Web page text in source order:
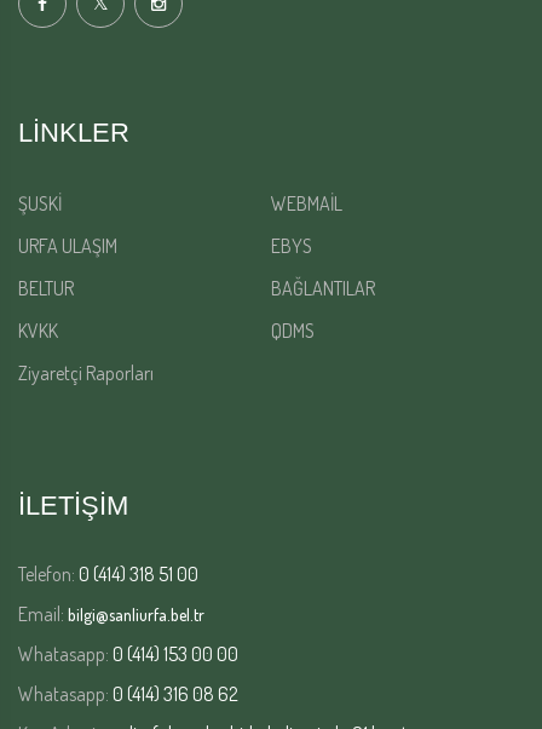
LINKLER
ŞUSKİ
WEBMAİL
URFA ULAŞIM
EBYS
BELTUR
BAĞLANTILAR
KVKK
QDMS
Ziyaretçi Raporları
İLETİŞİM
Telefon: 0 (414) 318 51 00
Email: bilgi@sanliurfa.bel.tr
Whatasapp: 0 (414) 153 00 00
Whatasapp: 0 (414) 316 08 62